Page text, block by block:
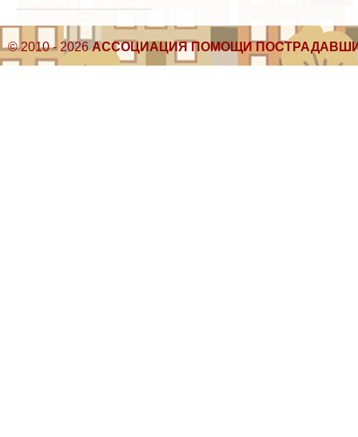
© 2010 - 2026АССОЦИАЦИЯ ПОМОЩИ